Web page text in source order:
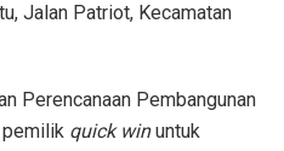
Jalan Patriot, Kecamatan
Perencanaan Pembangunan
pemilik quick winuntuk